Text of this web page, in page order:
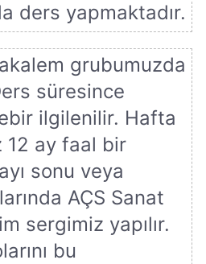
ders yapmaktadır.
grubumuzda
süresince
ilgilenilir. Hafta
12 ay faal bir
sonu veya
AÇS Sanat
sergimiz yapılır.
bu